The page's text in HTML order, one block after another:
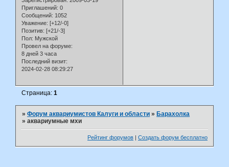
Приглашений: 0
Сообщений: 1052
Уважение: [+12/-0]
Позитив: [+21/-3]
Пол: Мужской
Провел на форуме:
8 дней 3 часа
Последний визит:
2024-02-28 08:29:27
Страница:1
»Форум аквариумистов Калуги и области » Барахолка
»аквариумные мхи
Рейтинг форумов | Создать форум бесплатно